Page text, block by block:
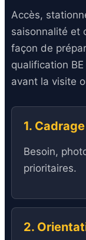
Accès,
saisonnalité et
façon de
qualification
avant la visite
1. Cadrage
Besoin,
prioritaires.
2.